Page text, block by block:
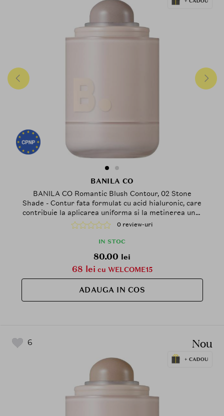
BANILA CO
BANILA CO Romantic Blush Contour, 02 Stone
Shade - Contur fata formulat cu acid hialuronic, care
contribuie la aplicarea uniforma si la metinerea unui
aspect confortabil al pielii
0 review-uri
IN STOC
80.00 lei
68 lei cu WELCOME15
ADAUGA IN COS
6 Nou